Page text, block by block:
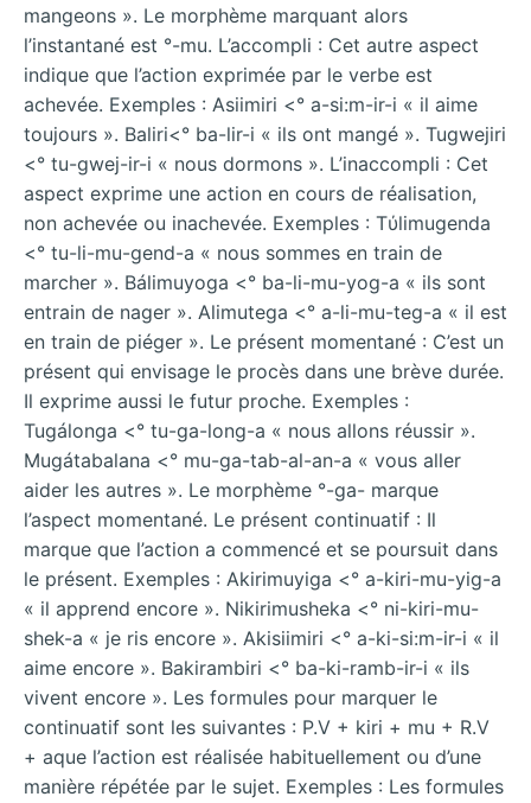
mangeons ». Le morphème marquant alors
l’instantané est °-mu. L’accompli : Cet autre aspect
indique que l’action exprimée par le verbe est
achevée. Exemples : Asiimiri <° a-si:m-ir-i « il aime
toujours ». Baliri<° ba-lir-i « ils ont mangé ». Tugwejiri
<° tu-gwej-ir-i « nous dormons ». L’inaccompli : Cet
aspect exprime une action en cours de réalisation,
non achevée ou inachevée. Exemples : Tύlimugenda
<° tu-li-mu-gend-a « nous sommes en train de
marcher ». Bálimuyoga <° ba-li-mu-yog-a « ils sont
entrain de nager ». Alimutega <° a-li-mu-teg-a « il est
en train de piéger ». Le présent momentané : C’est un
présent qui envisage le procès dans une brève durée.
Il exprime aussi le futur proche. Exemples :
Tugálonga <° tu-ga-long-a « nous allons réussir ».
Mugátabalana <° mu-ga-tab-al-an-a « vous aller
aider les autres ». Le morphème °-ga- marque
l’aspect momentané. Le présent continuatif : Il
marque que l’action a commencé et se poursuit dans
le présent. Exemples : Akirimuyiga <° a-kiri-mu-yig-a
« il apprend encore ». Nikirimusheka <° ni-kiri-mu-
shek-a « je ris encore ». Akisiimiri <° a-ki-si:m-ir-i « il
aime encore ». Bakirambiri <° ba-ki-ramb-ir-i « ils
vivent encore ». Les formules pour marquer le
continuatif sont les suivantes : P.V + kiri + mu + R.V
+ aque l’action est réalisée habituellement ou d’une
manière répétée par le sujet. Exemples : Les formules